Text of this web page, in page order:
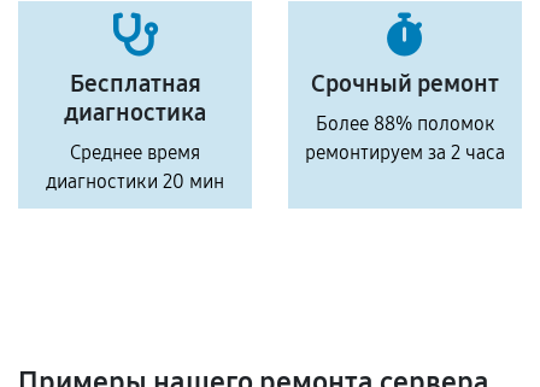
Бесплатная
диагностика
Среднее время
диагностики 20 мин
Срочный ремонт
Более 88% поломок
ремонтируем за 2 часа